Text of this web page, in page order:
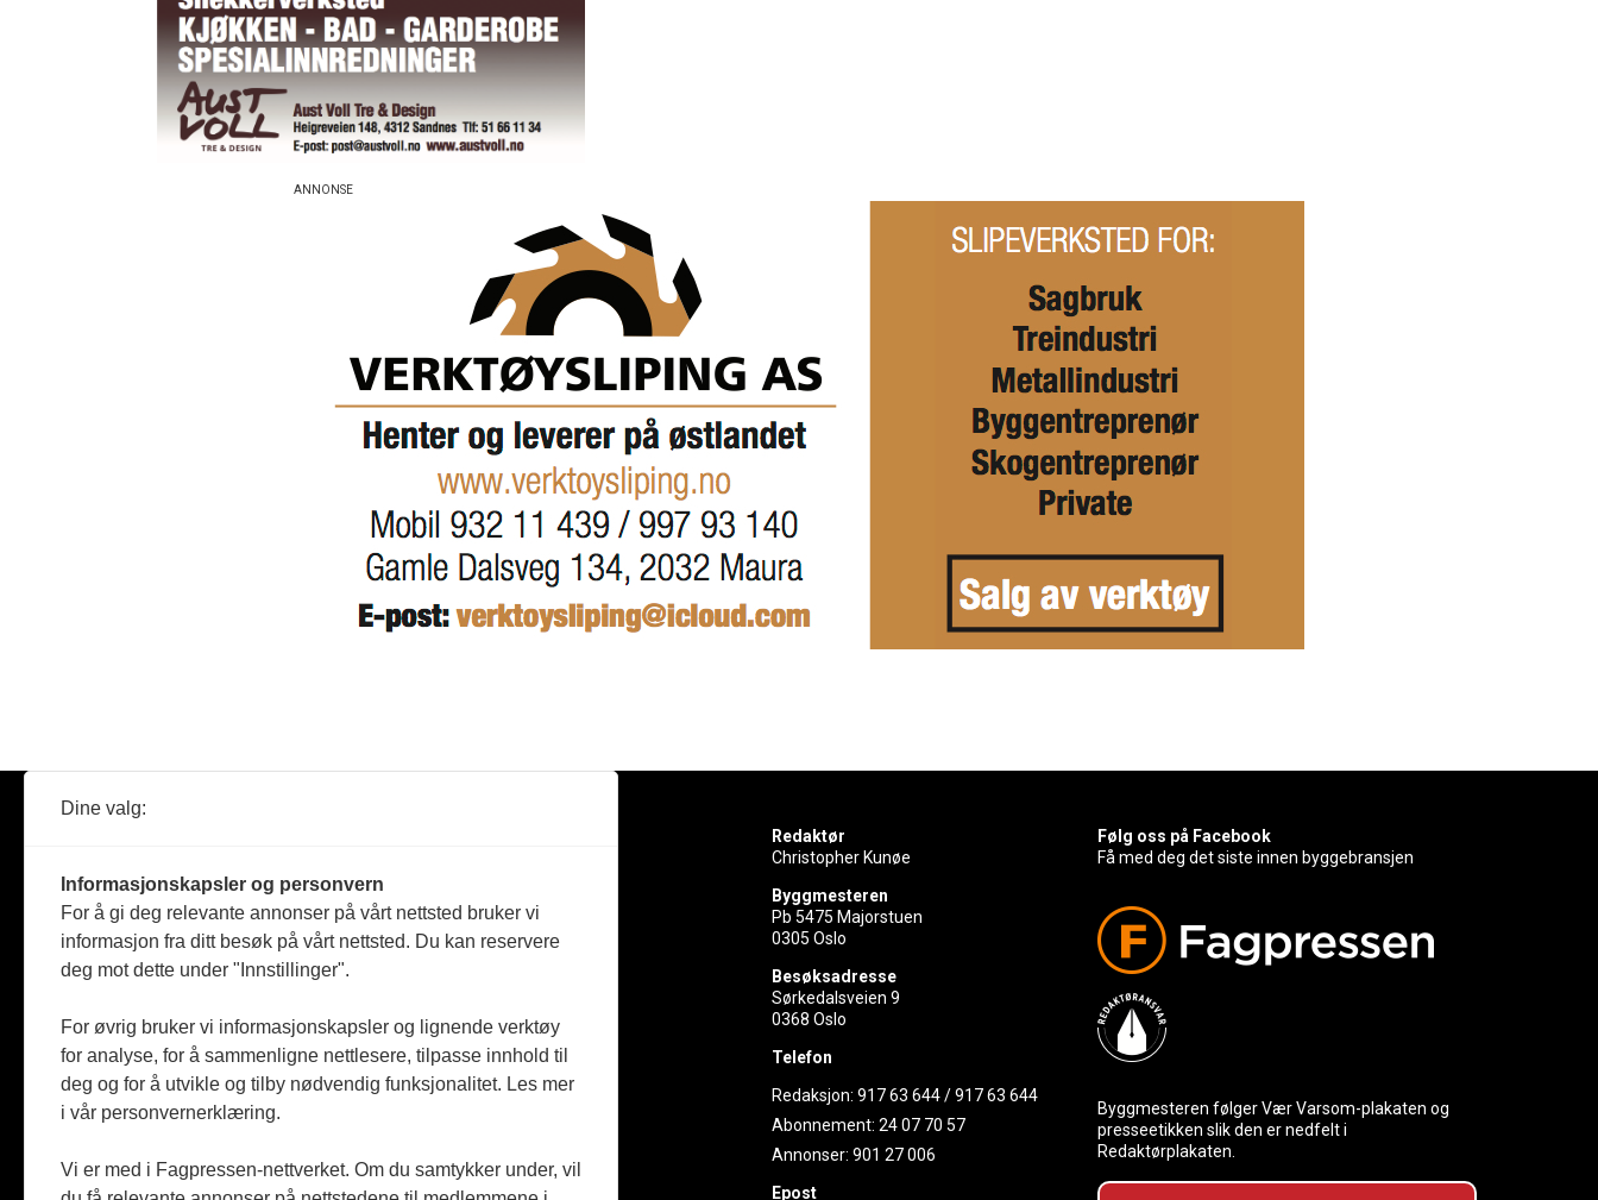
Reportasje
Produkter
Jobbmarked
Redaktør
Christopher Kunøe
Byggmesteren
Pb 5475 Majorstuen
0305 Oslo
Besøksadresse
Sørkedalsveien 9
0368 Oslo
Telefon
Redaksjon:917 63 644/917 63 644
Abonnement:24 07 70 57
Annonser:901 27 006
Epost
Følg oss på Facebook
Få med deg det siste innen byggebransjen
Byggmesteren følger Vær Varsom-plakaten og
presseetikken slik den er nedfelt i
Redaktørplakaten.
Dine valg:
Informasjonskapsler og personvern
For å gi deg relevante annonser på vårt nettsted bruker vi
informasjon fra ditt besøk på vårt nettsted. Du kan reservere
deg mot dette under "Innstillinger".
For øvrig bruker vi informasjonskapsler og lignende verktøy
for analyse, for å sammenligne nettlesere, tilpasse innhold til
deg og for å utvikle og tilby nødvendig funksjonalitet. Les mer
i vår personvernerklæring.
Vi er med i Fagpressen-nettverket. Om du samtykker under, vil